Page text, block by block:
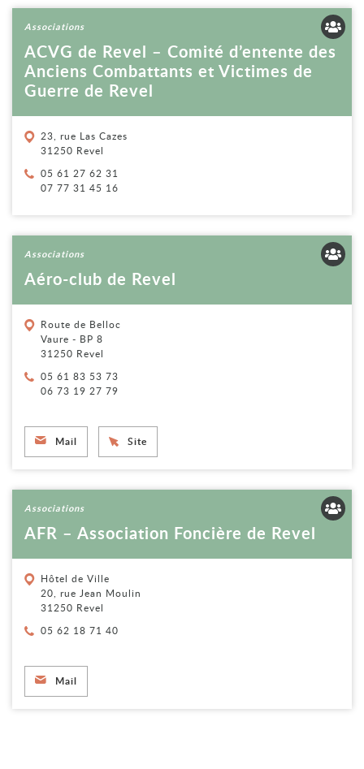
Associations
ACVG de Revel – Comité d’entente des
Anciens Combattants et Victimes de
Guerre de Revel
23, rue Las Cazes
31250 Revel
Téléphone :
05 61 27 62 31
07 77 31 45 16
Associations
Aéro-club de Revel
Route de Belloc
Vaure - BP 8
31250 Revel
Téléphone :
05 61 83 53 73
06 73 19 27 79
Mail Site
Associations
AFR – Association Foncière de Revel
Hôtel de Ville
20, rue Jean Moulin
31250 Revel
Téléphone :
05 62 18 71 40
Mail